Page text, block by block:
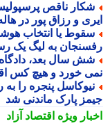
ناقص پرسپولیس در
و رزاق پور در هاله ای از ابهام،
یا انتخاب
به لیگ یک رسید!
سال بعد، دادگاه
خورد و هیچ کس
پنجره را به
پارک ماندنی شد
ویژهاقتصاد آزاد